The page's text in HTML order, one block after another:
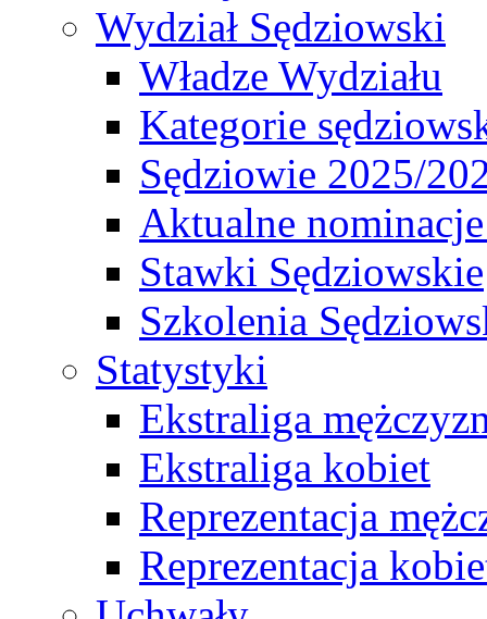
Wydział Sędziowski
Władze Wydziału
Kategorie
Sędziowie 2025/
Aktualne
Stawki Sędziowskie
Szkolenia
Statystyki
Ekstraliga
Ekstraliga kobiet
Reprezentacja
Reprezentacja